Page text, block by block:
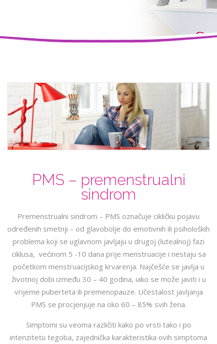
PMS – premenstrualni
sindrom
Premenstrualni sindrom – PMS označuje cikličku pojavu
određenih smetnji – od glavobolje do emotivnih ili psiholoških
problema koji se uglavnom javljaju u drugoj (lutealnoj) fazi
ciklusa, većinom 5 -10 dana prije menstruacije i nestaju sa
početkom menstruacijskog krvarenja. Najčešće se javlja u
životnoj dobi između 30 – 40 godina, iako se može javiti i u
vrijeme puberteta ili premenopauze. Učestalost javljanja
PMS se procjenjuje na oko 60 – 85% svih žena.
Simptomi su veoma različiti kako po vrsti tako i po
intenzitetu tegoba, zajednička karakteristika ovih simptoma